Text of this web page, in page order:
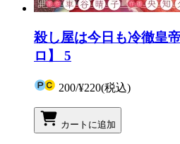
殺し屋は今日も冷徹皇
ロ】 5
200/¥220(税込)
カートに追加